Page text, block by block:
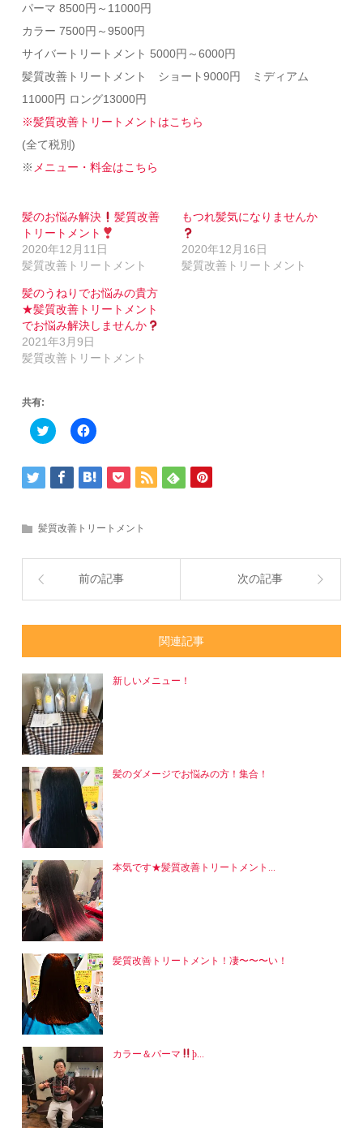
パーマ 8500円～11000円
カラー 7500円～9500円
サイバートリートメント 5000円～6000円
髪質改善トリートメント ショート9000円 ミディアム
11000円 ロング13000円
※髪質改善トリートメントはこちら
(全て税別)
※ メニュー・料金はこちら
髪のお悩み解決
髪質改善
トリートメント
2020年12月11日
髪質改善トリートメント
もつれ髪気になりませんか
2020年12月16日
髪質改善トリートメント
髪のうねりでお悩みの貴方
★髪質改善トリートメント
でお悩み解決しませんか
2021年3月9日
髪質改善トリートメント
共有:
Click
to
Twitter
(新
し
ィ
ン
ウ
ま
Facebook
で
す
る
に
リ
ッ
し
く
だ
さ
し
ィ
ン
ウ
で
開
き
ま
す)
髪質改善トリートメント
前の記事 次の記事
関連記事
新しいメニュー！
髪のダメージでお悩みの方！集合！
本気です★髪質改善トリートメント...
髪質改善トリートメント！凄〜〜〜い！
カラー＆パーマ þ...